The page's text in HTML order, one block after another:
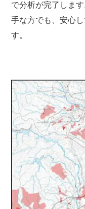
で分析が完了しま
手な方でも、安心し
す。